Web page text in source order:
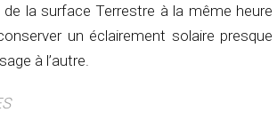
de la surface Terrestre à la même heure
un éclairement solaire presque
à l’autre.